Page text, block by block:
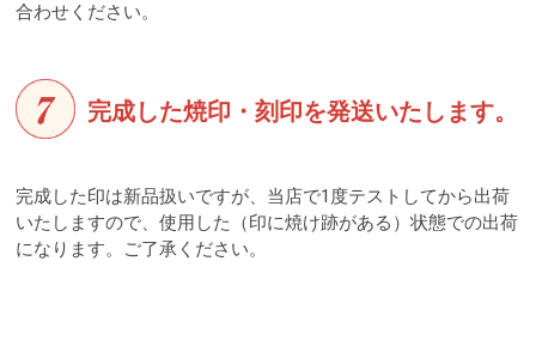
合わせください。
完成した焼印・刻印を発送いたします。
完成した印は新品扱いですが、当店で1度テストしてから出荷
いたしますので、使用した（印に焼け跡がある）状態での出荷
になります。ご了承ください。